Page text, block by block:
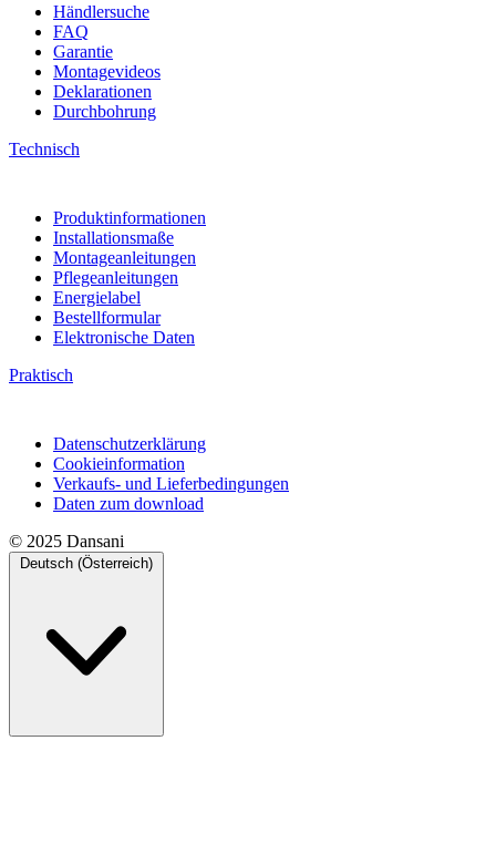
Händlersuche
FAQ
Garantie
Montagevideos
Deklarationen
Durchbohrung
Technisch
Produktinformationen
Installationsmaße
Montageanleitungen
Pflegeanleitungen
Energielabel
Bestellformular
Elektronische Daten
Praktisch
Datenschutzerklärung
Cookieinformation
Verkaufs- und Lieferbedingungen
Daten zum download
© 2025 Dansani
Deutsch (Österreich)